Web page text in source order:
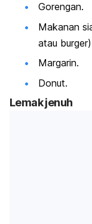
Gorengan.
Makanan
atau
Margarin.
Donut.
Lemak jenuh